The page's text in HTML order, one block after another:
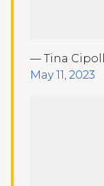
— Tina
May 11, 2023